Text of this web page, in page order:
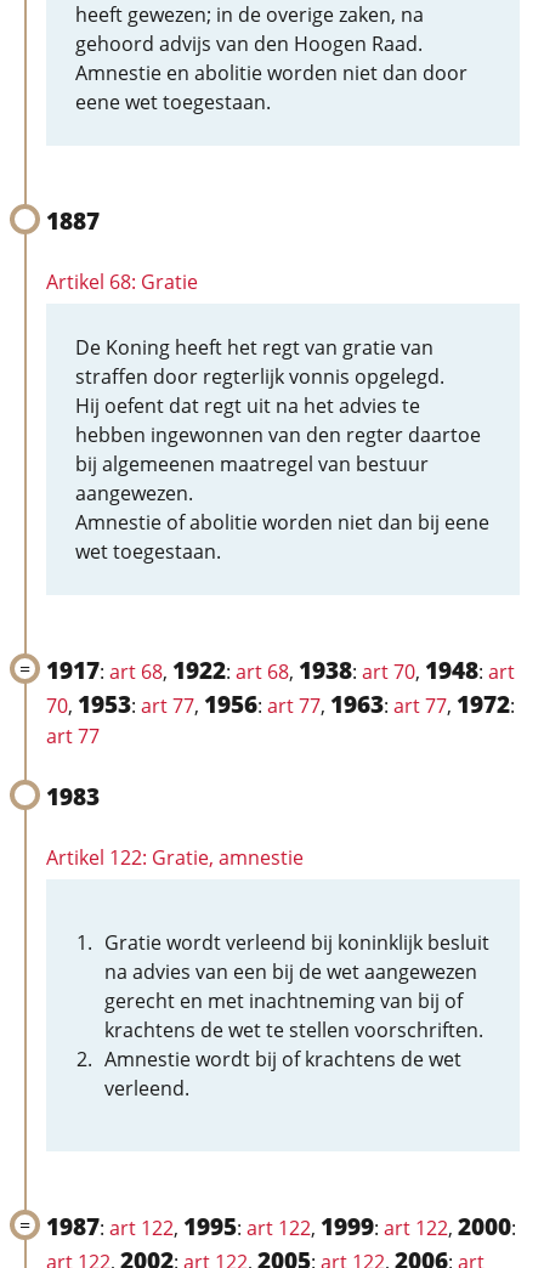
heeft gewezen; in de overige zaken, na
gehoord advijs van den Hoogen Raad.
Amnestie en abolitie worden niet dan door
eene wet toegestaan.
1887
Artikel 68: Gratie
De Koning heeft het regt van gratie van
straffen door regterlijk vonnis opgelegd.
Hij oefent dat regt uit na het advies te
hebben ingewonnen van den regter daartoe
bij algemeenen maatregel van bestuur
aangewezen.
Amnestie of abolitie worden niet dan bij eene
wet toegestaan.
1917: art 68, 1922: art 68, 1938: art 70, 1948: art
70, 1953: art 77, 1956: art 77, 1963: art 77, 1972:
art 77
1983
Artikel 122: Gratie, amnestie
Gratie wordt verleend bij koninklijk besluit
na advies van een bij de wet aangewezen
gerecht en met inachtneming van bij of
krachtens de wet te stellen voorschriften.
Amnestie wordt bij of krachtens de wet
verleend.
1987: art 122, 1995: art 122, 1999: art 122, 2000:
art 122, 2002: art 122, 2005: art 122, 2006: art